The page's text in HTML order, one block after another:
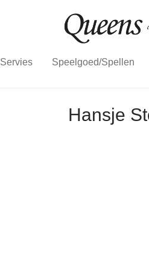
Servies Speelgoed/Spellen
Hansje